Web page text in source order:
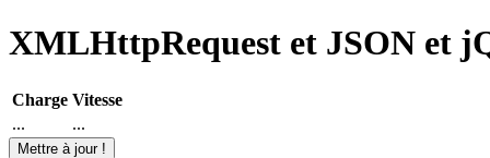
XMLHttpRequest et JSON et
Charge Vitesse
...
...
Mettre à jour !